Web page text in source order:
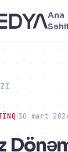
Ana
30 mart